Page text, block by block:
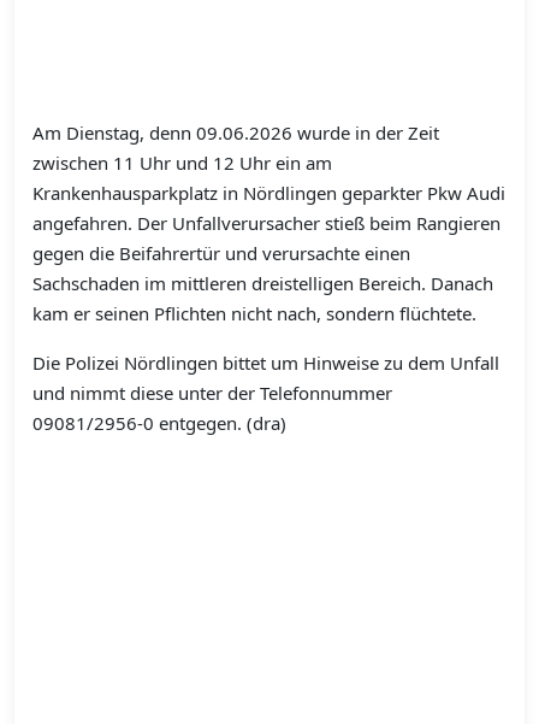
Am Dienstag, denn 09.06.2026 wurde in der Zeit
zwischen 11 Uhr und 12 Uhr ein am
Krankenhausparkplatz in Nördlingen geparkter Pkw Audi
angefahren. Der Unfallverursacher stieß beim Rangieren
gegen die Beifahrertür und verursachte einen
Sachschaden im mittleren dreistelligen Bereich. Danach
kam er seinen Pflichten nicht nach, sondern flüchtete.
Die Polizei Nördlingen bittet um Hinweise zu dem Unfall
und nimmt diese unter der Telefonnummer
09081/2956-0 entgegen. (dra)